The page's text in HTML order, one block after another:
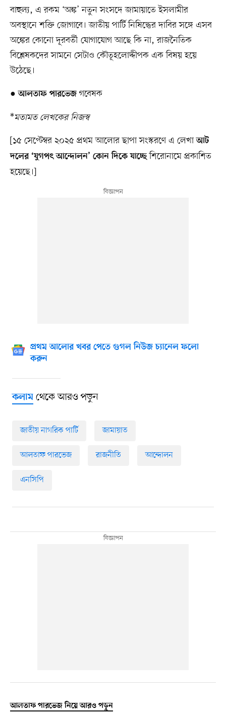
বাহুল্য, এ রকম ‘অঙ্ক’ নতুন সংসদে জামায়াতে ইসলামীর
অবস্থানে শক্তি জোগাবে। জাতীয় পার্টি নিষিদ্ধের দাবির সঙ্গে এসব
অঙ্কের কোনো দূরবর্তী যোগাযোগ আছে কি না, রাজনৈতিক
বিশ্লেষকদের সামনে সেটাও কৌতূহলোদ্দীপক এক বিষয় হয়ে
উঠেছে।
●আলতাফ পারভেজগবেষক
*মতামত লেখকের নিজস্ব
[১৫ সেপ্টেম্বর ২০২৫ প্রথম আলোর ছাপা সংস্করণে এ লেখাআট
দলের ‘যুগপৎ আন্দোলন’ কোন দিকে যাচ্ছেশিরোনামে প্রকাশিত
হয়েছে।]
প্রথম আলোর খবর পেতে গুগল নিউজ চ্যানেল ফলো
করুন
কলামথেকে আরও পড়ুন
জাতীয় নাগরিক পার্টি জামায়াত
আলতাফ পারভেজ রাজনীতি আন্দোলন
এনসিপি
আলতাফ পারভেজ নিয়ে আরও পড়ুন